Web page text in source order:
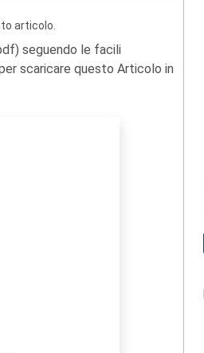
articolo.
seguendo le facili
scaricare questo Articolo in